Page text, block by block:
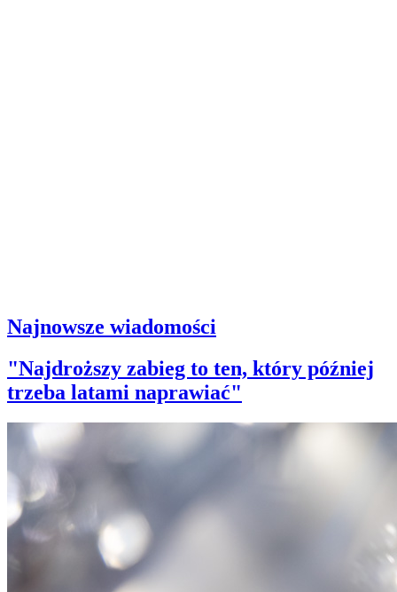
Najnowsze wiadomości
"Najdroższy zabieg to ten, który później
trzeba latami naprawiać"